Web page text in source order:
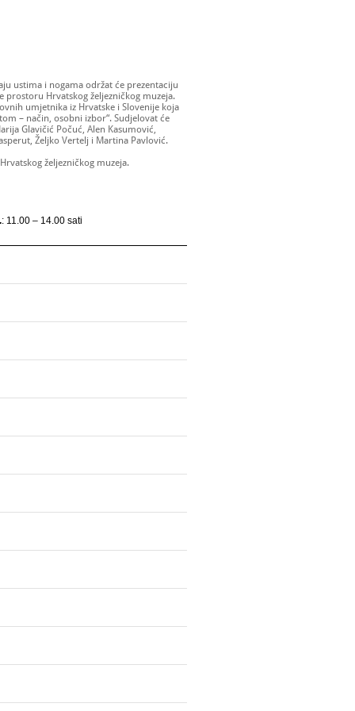
ustima i nogama održat će prezentaciju
prostoru Hrvatskog željezničkog muzeja.
umjetnika iz Hrvatske i Slovenije koja
– način, osobni izbor“. Sudjelovat će
Glavičić Počuć, Alen Kasumović,
Željko Vertelj i Martina Pavlović.
željezničkog muzeja.
: 11.00 – 14.00 sati